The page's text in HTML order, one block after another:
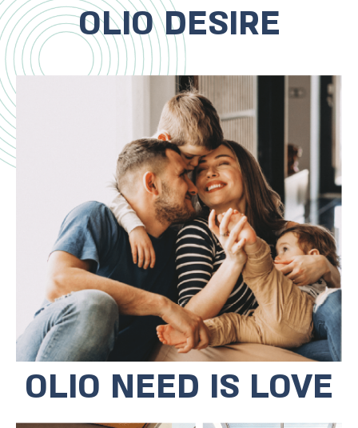
OLIO DESIRE
הפרויקט נמצא במיקום האידיאלי לחיי
משפחה מלאים!
החל ממועדון משפחה פרטי בפרויקט,
רכיבת אופניים לים ולפארק, מרכזים
קהילתיים ומוסדות חינוך מגוונים.
עיריית בת ים הציבה את תחום החינוך כבעל
חשיבות ראשונה והתוצאות לא איחרו לבוא.
בשנת 2023 מוקמו שלושה בתי ספר מבת ים
במקום הראשון בקטגוריות לימודי, ערכי
וחברתי.
OLIO NEED IS LOVE